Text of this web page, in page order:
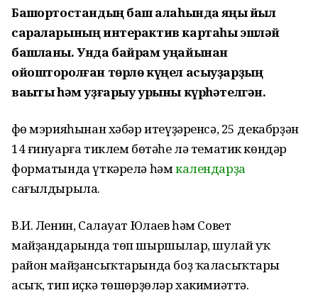
Башҡортостандың баш ҡалаһында яңы йыл
сараларының интерактив картаһы эшләй
башланы. Унда байрам уңайынан
ойошторолған төрлө күңел асыуҙарҙың
ваҡыты һәм уҙғарыу урыны күрһәтелгән.
Өфө мэрияһынан хәбәр итеүҙәренсә, 25 декабрҙән
14 ғинуарға тиклем бөтәһе лә тематик көндәр
форматында үткәрелә һәмкалендарҙа
сағылдырыла.
В.И. Ленин, Салауат Юлаев һәм Совет
майҙандарында төп шыршылар, шулай уҡ
район майҙансыҡтарында боҙ ҡаласыҡтары
асыҡ, тип иҫкә төшөрҙөләр хакимиәттә.